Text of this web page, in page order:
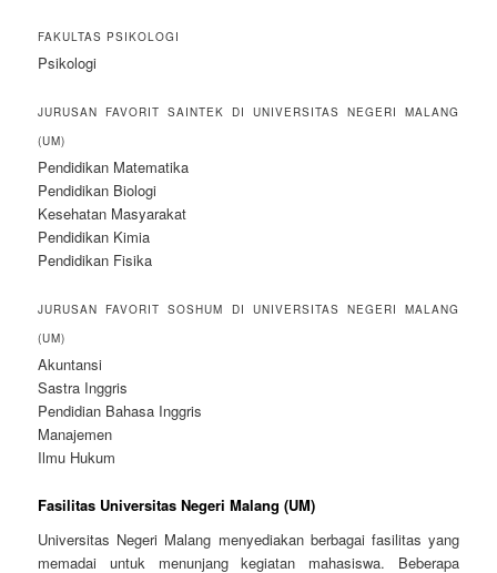
FAKULTAS PSIKOLOGI
Psikologi
JURUSAN FAVORIT SAINTEK DI UNIVERSITAS NEGERI MALANG
(UM)
Pendidikan Matematika
Pendidikan Biologi
Kesehatan Masyarakat
Pendidikan Kimia
Pendidikan Fisika
JURUSAN FAVORIT SOSHUM DI UNIVERSITAS NEGERI MALANG
(UM)
Akuntansi
Sastra Inggris
Pendidian Bahasa Inggris
Manajemen
Ilmu Hukum
Fasilitas Universitas Negeri Malang (UM)
Universitas Negeri Malang menyediakan berbagai fasilitas yang
memadai untuk menunjang kegiatan mahasiswa. Beberapa